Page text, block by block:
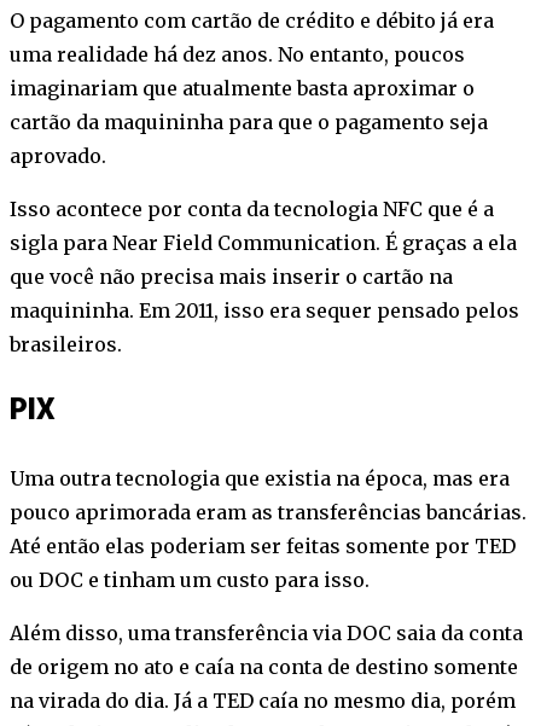
O pagamento com cartão de crédito e débito já era
uma realidade há dez anos. No entanto, poucos
imaginariam que atualmente basta aproximar o
cartão da maquininha para que o pagamento seja
aprovado.
Isso acontece por conta da tecnologia NFC que é a
sigla para Near Field Communication. É graças a ela
que você não precisa mais inserir o cartão na
maquininha. Em 2011, isso era sequer pensado pelos
brasileiros.
PIX
Uma outra tecnologia que existia na época, mas era
pouco aprimorada eram as transferências bancárias.
Até então elas poderiam ser feitas somente por TED
ou DOC e tinham um custo para isso.
Além disso, uma transferência via DOC saia da conta
de origem no ato e caía na conta de destino somente
na virada do dia. Já a TED caía no mesmo dia, porém